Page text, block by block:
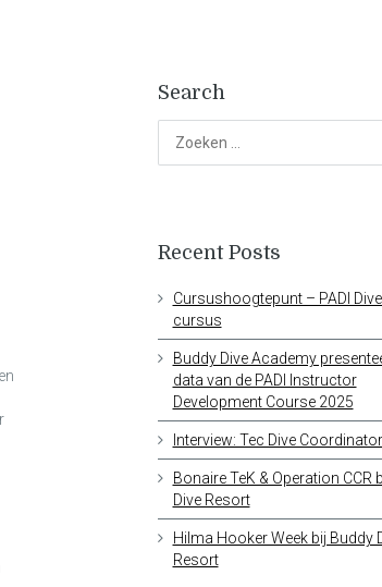
Search
Recent Posts
Cursushoogtepunt – PADI
cursus
Buddy Dive Academy
data van de PADI Instructor
Development Course 2025
Interview: Tec Dive
Bonaire TeK & Operation CCR
Dive Resort
Hilma Hooker Week bij Buddy
Resort